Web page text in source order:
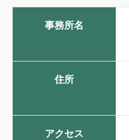
事務所名
住所
アクセス